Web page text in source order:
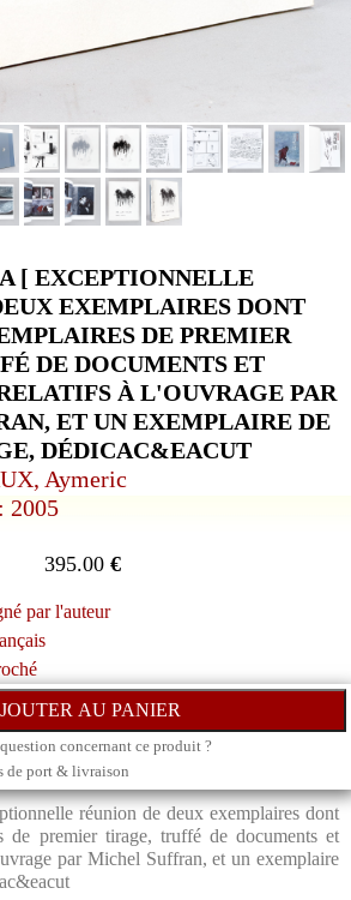
[ EXCEPTIONNELLE
EXEMPLAIRES DONT
DE PREMIER
DE DOCUMENTS ET
À L'OUVRAGE PAR
ET UN EXEMPLAIRE DE
DÉDICAC&EACUT
Aymeric
2005
395.00 €
par l'auteur
concernant ce produit ?
de port & livraison
réunion de deux exemplaires dont
de premier tirage, truffé de documents et
par Michel Suffran, et un exemplaire